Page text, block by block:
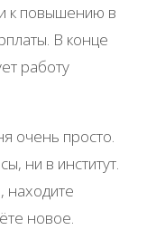
к повышению в
В конце
работу
очень просто.
ни в институт.
находите
новое.